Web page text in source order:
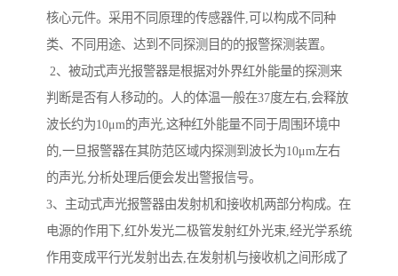
核心元件。采用不同原理的传感器件,可以构成不同种
类、不同用途、达到不同探测目的的报警探测装置。
2、被动式声光报警器是根据对外界红外能量的探测来
判断是否有人移动的。人的体温一般在37度左右,会释放
波长约为10μm的声光,这种红外能量不同于周围环境中
的,一旦报警器在其防范区域内探测到波长为10μm左右
的声光,分析处理后便会发出警报信号。
3、主动式声光报警器由发射机和接收机两部分构成。在
电源的作用下,红外发光二极管发射红外光束,经光学系统
作用变成平行光发射出去,在发射机与接收机之间形成了